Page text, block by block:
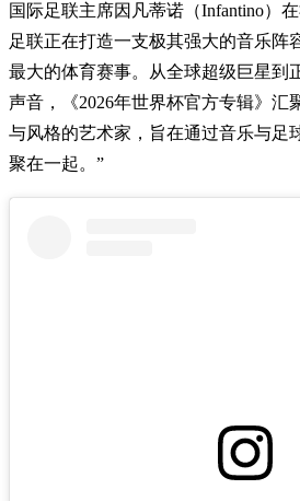
国际足联主席因凡蒂诺（Infantino）
足联正在打造一支极其强大的音乐阵
最大的体育赛事。从全球超级巨星到
声音，《2026年世界杯官方专辑》汇
与风格的艺术家，旨在通过音乐与足
聚在一起。”